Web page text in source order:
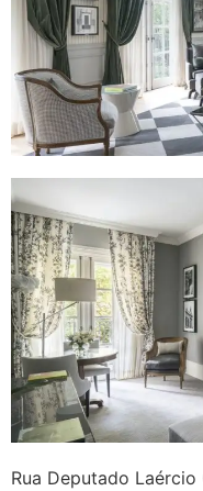
Rua Deputado Laércio